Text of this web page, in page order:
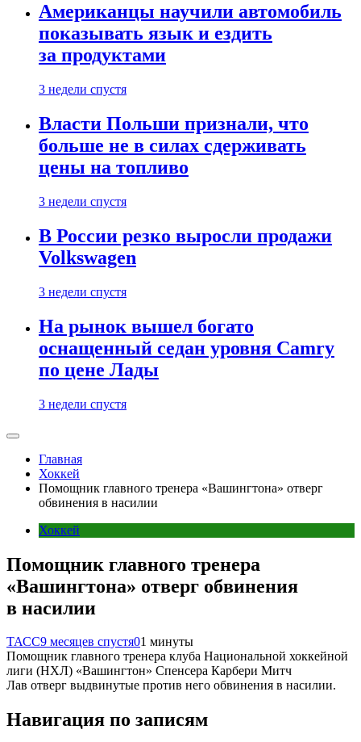
Американцы научили автомобиль
показывать язык и ездить
за продуктами
3 недели спустя
Власти Польши признали, что
больше не в силах сдерживать
цены на топливо
3 недели спустя
В России резко выросли продажи
Volkswagen
3 недели спустя
На рынок вышел богато
оснащенный седан уровня Camry
по цене Лады
3 недели спустя
Главная
Хоккей
Помощник главного тренера «Вашингтона» отверг
обвинения в насилии
Хоккей
Помощник главного тренера
«Вашингтона» отверг обвинения
в насилии
ТАСС9 месяцев спустя01 минуты
Помощник главного тренера клуба Национальной хоккейной
лиги (НХЛ) «Вашингтон» Спенсера Карбери Митч
Лав отверг выдвинутые против него обвинения в насилии.
Навигация по записям